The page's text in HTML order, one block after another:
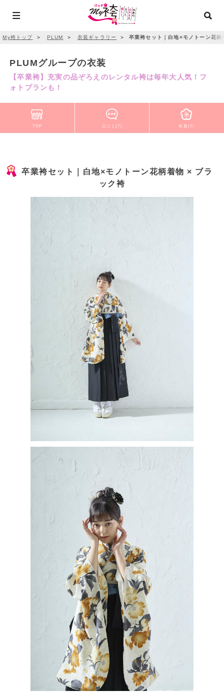
My袴トップ ＞ PLUM ＞ 衣装ギャラリー ＞ 卒業袴セット｜白地×モノトーン花
PLUMグループの衣装
【卒業袴】充実の品ぞろえのレンタル袴は毎年大人気！フ
ォトプランも！
TOP 口コミ(7) 衣装(7)
卒業袴セット｜白地×モノトーン花柄着物 × ブラ
ック袴